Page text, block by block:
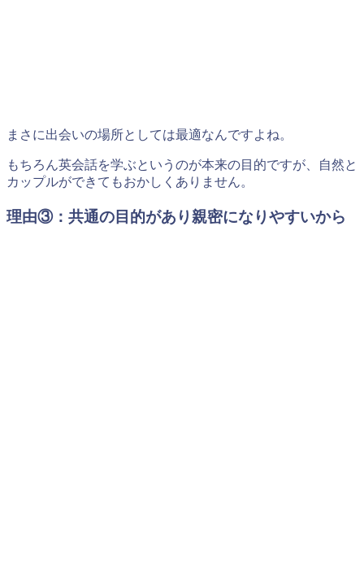
まさに出会いの場所としては最適なんですよね。
もちろん英会話を学ぶというのが本来の目的ですが、自然と
カップルができてもおかしくありません。
理由③：共通の目的があり親密になりやすいから